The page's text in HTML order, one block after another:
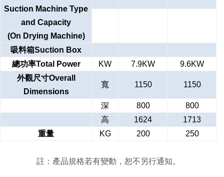
Suction Machine Type
and Capacity
(On Drying Machine)
吸料箱Suction Box
總功率Total Power
KW 7.9KW
9.6KW
外觀尺寸Overall
Dimensions
寬 1150 1150
深 800
800
高
1624
1713
重量
KG 200 250
註：產品規格若有變動，恕不另行通知。